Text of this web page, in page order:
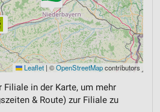
Leaflet | ©OpenStreetMapcontributors
in der Karte, um mehr
& Route) zur Filiale zu